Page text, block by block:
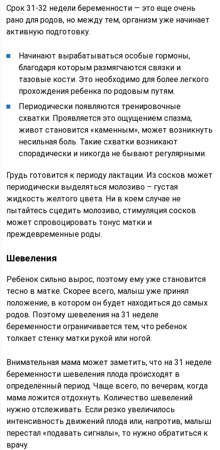
Срок 31-32 недели беременности — это еще очень
рано для родов, но между тем, организм уже начинает
активную подготовку.
Начинают вырабатываться особые гормоны,
благодаря которым размягчаются связки и
тазовые кости. Это необходимо для более легкого
прохождения ребенка по родовым путям.
Периодически появляются тренировочные
схватки. Проявляется это ощущением спазма,
живот становится «каменным», может возникнуть
несильная боль. Такие схватки возникают
спорадически и никогда не бывают регулярными.
Грудь готовится к периоду лактации. Из сосков может
периодически выделяться молозиво – густая
жидкость желтого цвета. Ни в коем случае не
пытайтесь сцедить молозиво, стимуляция сосков
может спровоцировать тонус матки и
преждевременные роды.
Шевеления
Ребенок сильно вырос, поэтому ему уже становится
тесно в матке. Скорее всего, малыш уже принял
положение, в котором он будет находиться до самых
родов. Поэтому шевеления на 31 неделе
беременности ограничивается тем, что ребенок
толкает стенку матки рукой или ногой.
Внимательная мама может заметить, что на 31 неделе
беременности шевеления плода происходят в
определённый период. Чаще всего, по вечерам, когда
мама ложится отдохнуть. Количество шевелений
нужно отслеживать. Если резко увеличилось
интенсивность движений плода или, напротив, малыш
перестал «подавать сигналы», то нужно обратиться к
врачу.